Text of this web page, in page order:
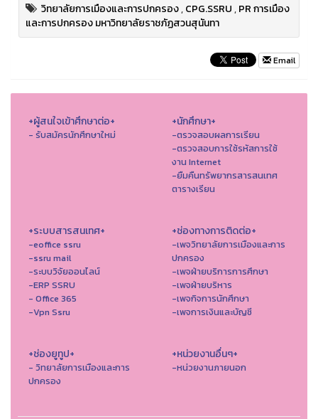
วิทยาลัยการเมืองและการปกครอง,CPG.SSRU,PR การเมือง
และการปกครอง มหาวิทยาลัยราชภัฏสวนสุนันทา
Email
+ผู้สนใจเข้าศึกษาต่อ+
- รับสมัครนักศึกษาใหม่
+นักศึกษา+
-ตรวจสอบผลการเรียน
-ตรวจสอบการใช้รหัสการใช้
งาน Internet
-ยืมคืนทรัพยากรสารสนเทศ
ตารางเรียน
+ระบบสารสนเทศ+
-eoffice ssru
-ssru mail
-ระบบวิจัยออนไลน์
-ERP SSRU
- Office 365
-Vpn Ssru
+ช่องทางการติดต่อ+
-เพจวิทยาลัยการเมืองและการ
ปกครอง
-เพจฝ่ายบริการการศึกษา
-เพจฝ่ายบริหาร
-เพจกิจการนักศึกษา
-เพจการเงินและบัญชี
+ช่องยูทูป+
- วิทยาลัยการเมืองและการ
ปกครอง
+หน่วยงานอื่นๆ+
-หน่วยงานภายนอก